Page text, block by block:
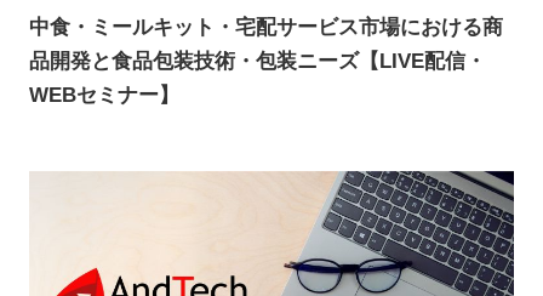
中食・ミールキット・宅配サービス市場における商
品開発と食品包装技術・包装ニーズ【LIVE配信・
WEBセミナー】